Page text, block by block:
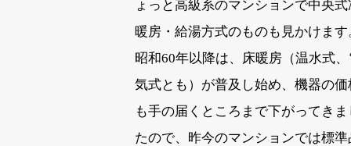
ょっと高級系のマンションで中央式
暖房・給湯方式のものも見かけます
昭和60年以降は、床暖房（温水式
気式とも）が普及し始め、機器の価
も手の届くところまで下がってきま
たので、昨今のマンションでは標準